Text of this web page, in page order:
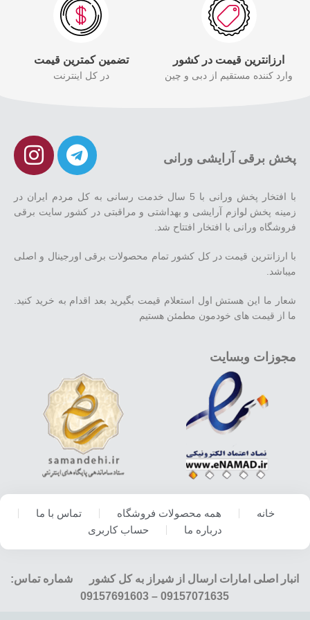
ارزانترین قیمت در کشور
وارد کننده مستقیم از دبی و چین
تضمین کمترین قیمت
در کل اینترنت
پخش برقی آرایشی ورانی
با افتخار پخش ورانی با 5 سال خدمت رسانی به کل مردم ایران در
زمینه پخش لوازم آرایشی و بهداشتی و مراقبتی در کشور سایت برقی
فروشگاه ورانی با افتخار افتتاح شد.
با ارزانترین قیمت در کل کشور تمام محصولات برقی اورجینال و اصلی
میباشد.
شعار ما این هستش اول استعلام قیمت بگیرید بعد اقدام به خرید کنید.
ما از قیمت های خودمون مطمئن هستیم
مجوزات وبسایت
خانه همه محصولات فروشگاه
تماس با ما
درباره ما
حساب کاربری
انبار اصلی امارات ارسال از شیراز به کل کشور شماره تماس: